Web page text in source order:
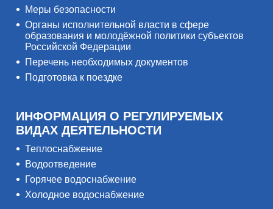
Меры безопасности
Органы исполнительной власти в сфере
образования и молодёжной политики субъектов
Российской Федерации
Перечень необходимых документов
Подготовка к поездке
ИНФОРМАЦИЯ О РЕГУЛИРУЕМЫХ
ВИДАХ ДЕЯТЕЛЬНОСТИ
Теплоснабжение
Водоотведение
Горячее водоснабжение
Холодное водоснабжение